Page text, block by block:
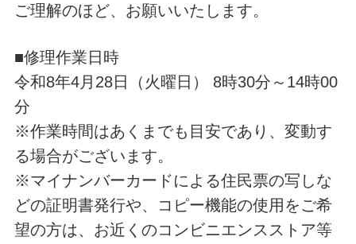
ご理解のほど、お願いいたします。
■修理作業日時
令和8年4月28日（火曜日） 8時30分～14時00
分
※作業時間はあくまでも目安であり、変動す
る場合がございます。
※マイナンバーカードによる住民票の写しな
どの証明書発行や、コピー機能の使用をご希
望の方は、お近くのコンビニエンスストア等